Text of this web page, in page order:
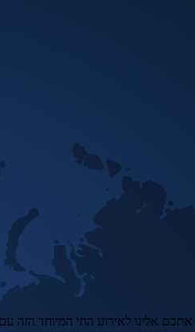
אלינו לאירוע החי המיוחד הזה